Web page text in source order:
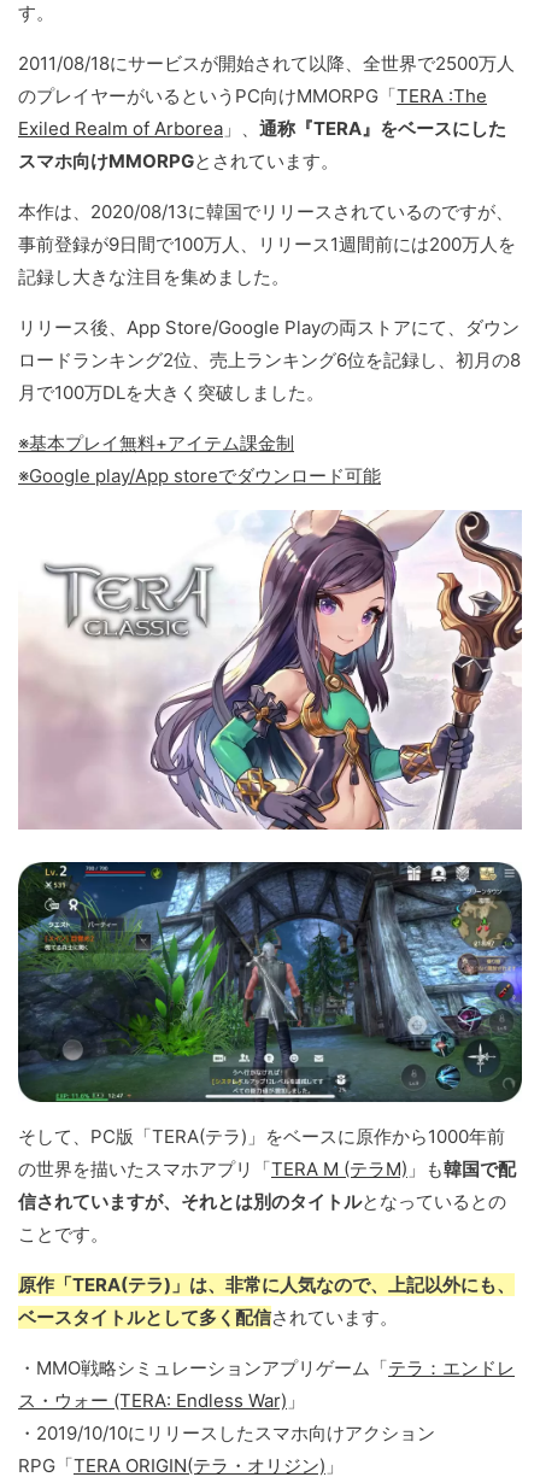
す。
2011/08/18にサービスが開始されて以降、全世界で2500万人
のプレイヤーがいるというPC向けMMORPG「TERA :The
Exiled Realm of Arborea 」、 通称『TERA』をベースにした
スマホ向けMMORPGとされています。
本作は、2020/08/13に韓国でリリースされているのですが、
事前登録が9日間で100万人、リリース1週間前には200万人を
記録し大きな注目を集めました。
リリース後、App Store/Google Playの両ストアにて、ダウン
ロードランキング2位、売上ランキング6位を記録し、初月の8
月で100万DLを大きく突破しました。
※基本プレイ無料+アイテム課金制
※Google play/App storeでダウンロード可能
そして、PC版「TERA(テラ)」をベースに原作から1000年前
の世界を描いたスマホアプリ「TERA M (テラM) 」も韓国で配
信されていますが、それとは別のタイトルとなっているとの
ことです。
原作「TERA(テラ)」は、非常に人気なので、上記以外にも、
ベースタイトルとして多く配信されています。
・MMO戦略シミュレーションアプリゲーム「テラ：エンドレ
ス・ウォー (TERA: Endless War) 」
・2019/10/10にリリースしたスマホ向けアクション
RPG「TERA ORIGIN(テラ・オリジン) 」